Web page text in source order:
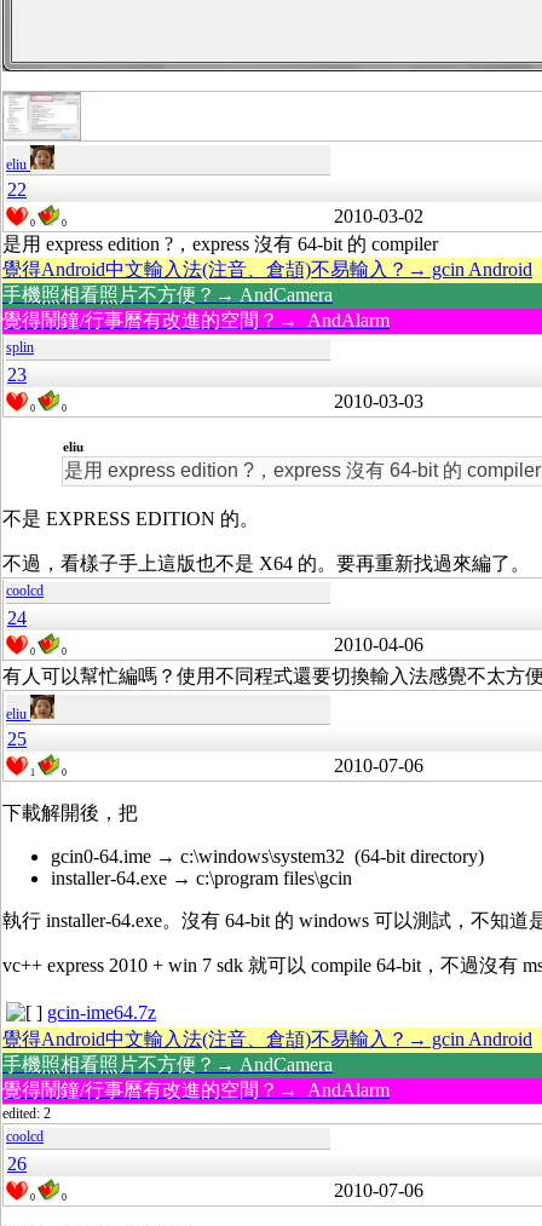
eliu
22
0 0
2010-03-02
是用 express edition ?，express 沒有 64-bit 的 compiler
覺得Android中文輸入法(注音、倉頡)不易輸入？→ gcin Android
手機照相看照片不方便？→ AndCamera
覺得鬧鐘/行事曆有改進的空間？→ AndAlarm
splin
23
0 0 2010-03-03
eliu
是用 express edition ?，express 沒有 64-bit 的 compiler
不是 EXPRESS EDITION 的。
不過，看樣子手上這版也不是 X64 的。要再重新找過來編了。
coolcd
24
0 0
2010-04-06
有人可以幫忙編嗎？使用不同程式還要切換輸入法感覺不太方
eliu
25
1 0 2010-07-06
下載解開後，把
gcin0-64.ime → c:\windows\system32 (64-bit directory)
installer-64.exe → c:\program files\gcin
執行 installer-64.exe。沒有 64-bit 的 windows 可以測試，不知道
vc++ express 2010 + win 7 sdk 就可以 compile 64-bit，不過沒有
gcin-ime64.7z
覺得Android中文輸入法(注音、倉頡)不易輸入？→ gcin Android
手機照相看照片不方便？→ AndCamera
覺得鬧鐘/行事曆有改進的空間？→ AndAlarm
edited: 2
coolcd
26
0 0 2010-07-06